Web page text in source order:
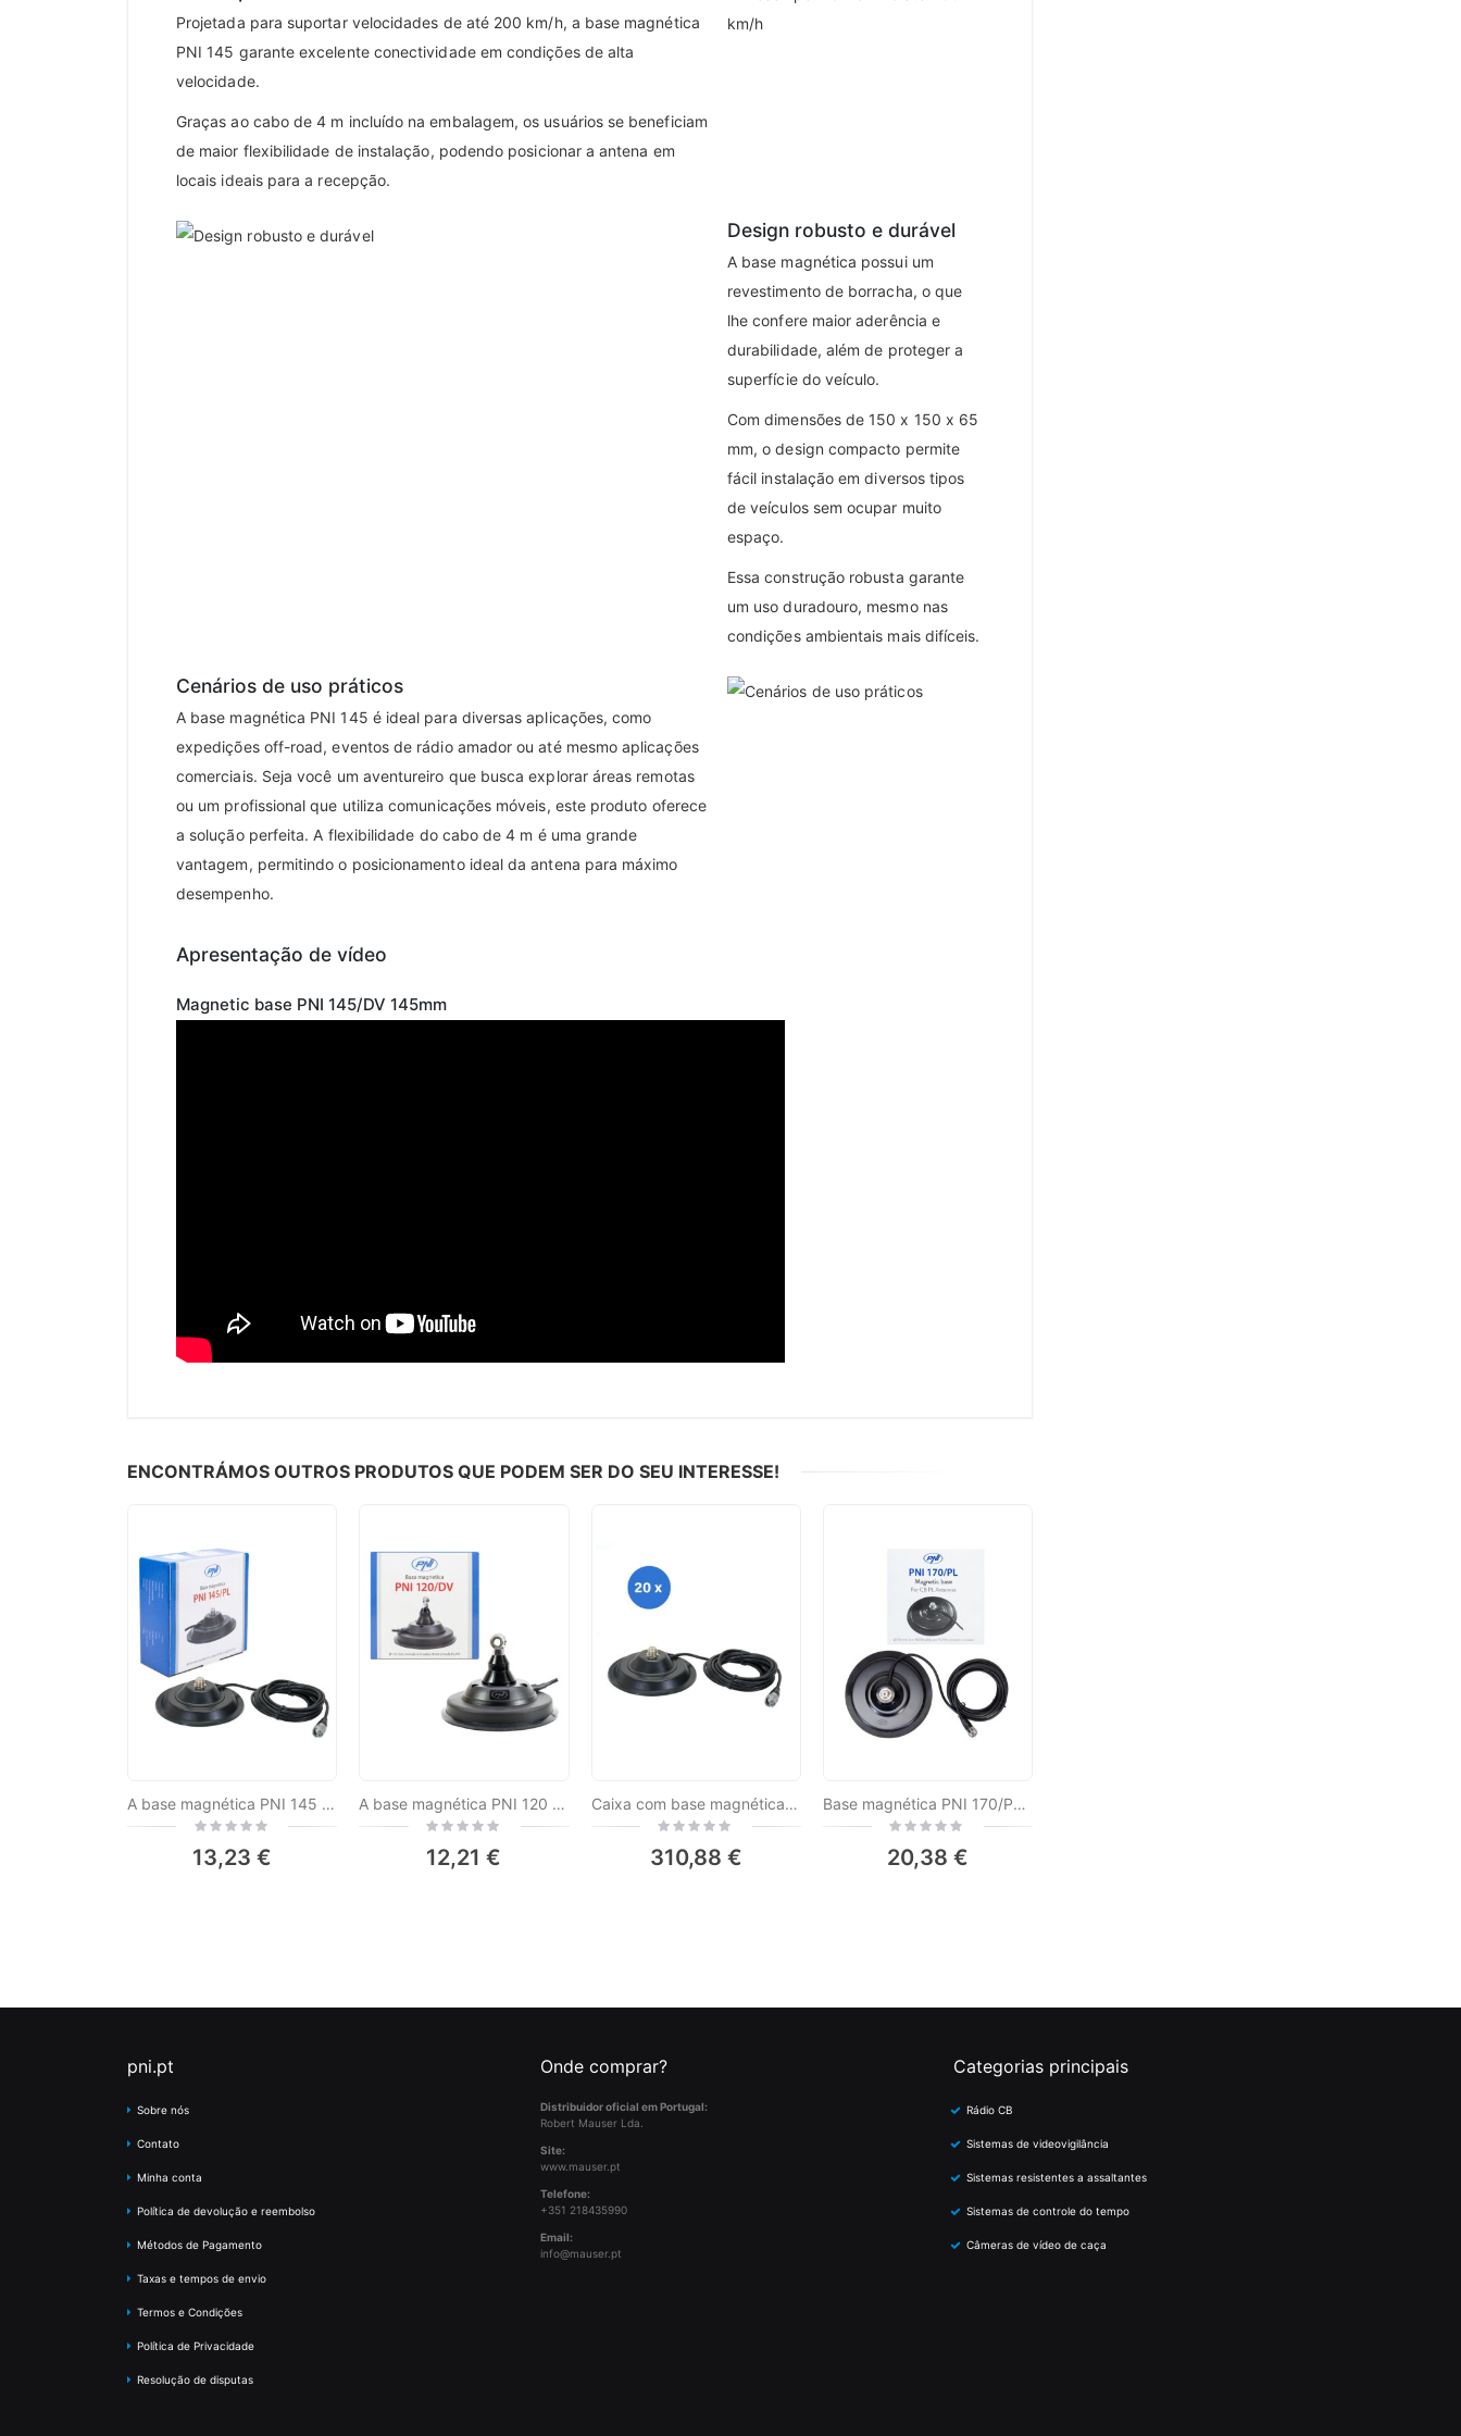
Projetada para suportar velocidades de até 200 km/h, a base magnética
PNI 145 garante excelente conectividade em condições de alta
velocidade.
Graças ao cabo de 4 m incluído na embalagem, os usuários se beneficiam
de maior flexibilidade de instalação, podendo posicionar a antena em
locais ideais para a recepção.
Design robusto e durável
A base magnética possui um
revestimento de borracha, o que
lhe confere maior aderência e
durabilidade, além de proteger a
superfície do veículo.
Com dimensões de 150 x 150 x 65
mm, o design compacto permite
fácil instalação em diversos tipos
de veículos sem ocupar muito
espaço.
Essa construção robusta garante
um uso duradouro, mesmo nas
condições ambientais mais difíceis.
Cenários de uso práticos
A base magnética PNI 145 é ideal para diversas aplicações, como
expedições off-road, eventos de rádio amador ou até mesmo aplicações
comerciais. Seja você um aventureiro que busca explorar áreas remotas
ou um profissional que utiliza comunicações móveis, este produto oferece
a solução perfeita. A flexibilidade do cabo de 4 m é uma grande
vantagem, permitindo o posicionamento ideal da antena para máximo
desempenho.
Apresentação de vídeo
Magnetic base PNI 145/DV 145mm
ENCONTRÁMOS OUTROS PRODUTOS QUE PODEM SER DO SEU INTERESSE!
A base magnética PNI 145 / PL 145mm contém 4m de cabo e tomada PL259
Rating:
13,23 €
A base magnética PNI 120 / DV 125 mm contém um cabo de 4m e um soquete PL259
Rating:
12,21 €
Caixa com base magnética de 20 peças PNI 145/PL 145mm contém cabo de 4m e plugue PL259
Rating:
310,88 €
Base magnética PNI 170/PL 170 mm, fina, contém cabo de 4m e plugue PL259
Rating:
20,38 €
pni.pt
Sobre nós
Contato
Minha conta
Política de devolução e reembolso
Métodos de Pagamento
Taxas e tempos de envio
Termos e Condições
Política de Privacidade
Resolução de disputas
Onde comprar?
Distribuidor oficial em Portugal:
Robert Mauser Lda.
Site:
www.mauser.pt
Telefone:
+351 218435990
Email:
info@mauser.pt
Categorias principais
Rádio CB
Sistemas de videovigilância
Sistemas resistentes a assaltantes
Sistemas de controle do tempo
Câmeras de vídeo de caça